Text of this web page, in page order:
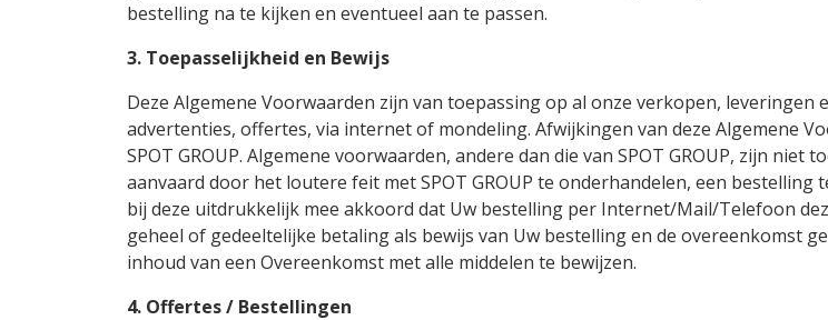
bestelling na te kijken en eventueel aan te passen.
3. Toepasselijkheid en Bewijs
Deze Algemene Voorwaarden zijn van toepassing op al onze verkopen,
advertenties, offertes, via internet of mondeling. Afwijkingen van deze Algemene
SPOT GROUP. Algemene voorwaarden, andere dan die van SPOT GROUP, zijn
aanvaard door het loutere feit met SPOT GROUP te onderhandelen, een
bij deze uitdrukkelijk mee akkoord dat Uw bestelling per Internet/Mail/Telefoon
geheel of gedeeltelijke betaling als bewijs van Uw bestelling en de overeenkomst
inhoud van een Overeenkomst met alle middelen te bewijzen.
4. Offertes / Bestellingen